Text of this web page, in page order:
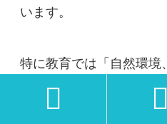
います。
特に教育では「自然環境
「情報交流の機能」など
 